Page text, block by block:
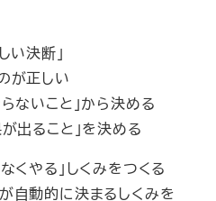
い決断」
が正しい
らないこと」から決める
が出ること」を決める
くやる」しくみをつくる
自動的に決まるしくみを